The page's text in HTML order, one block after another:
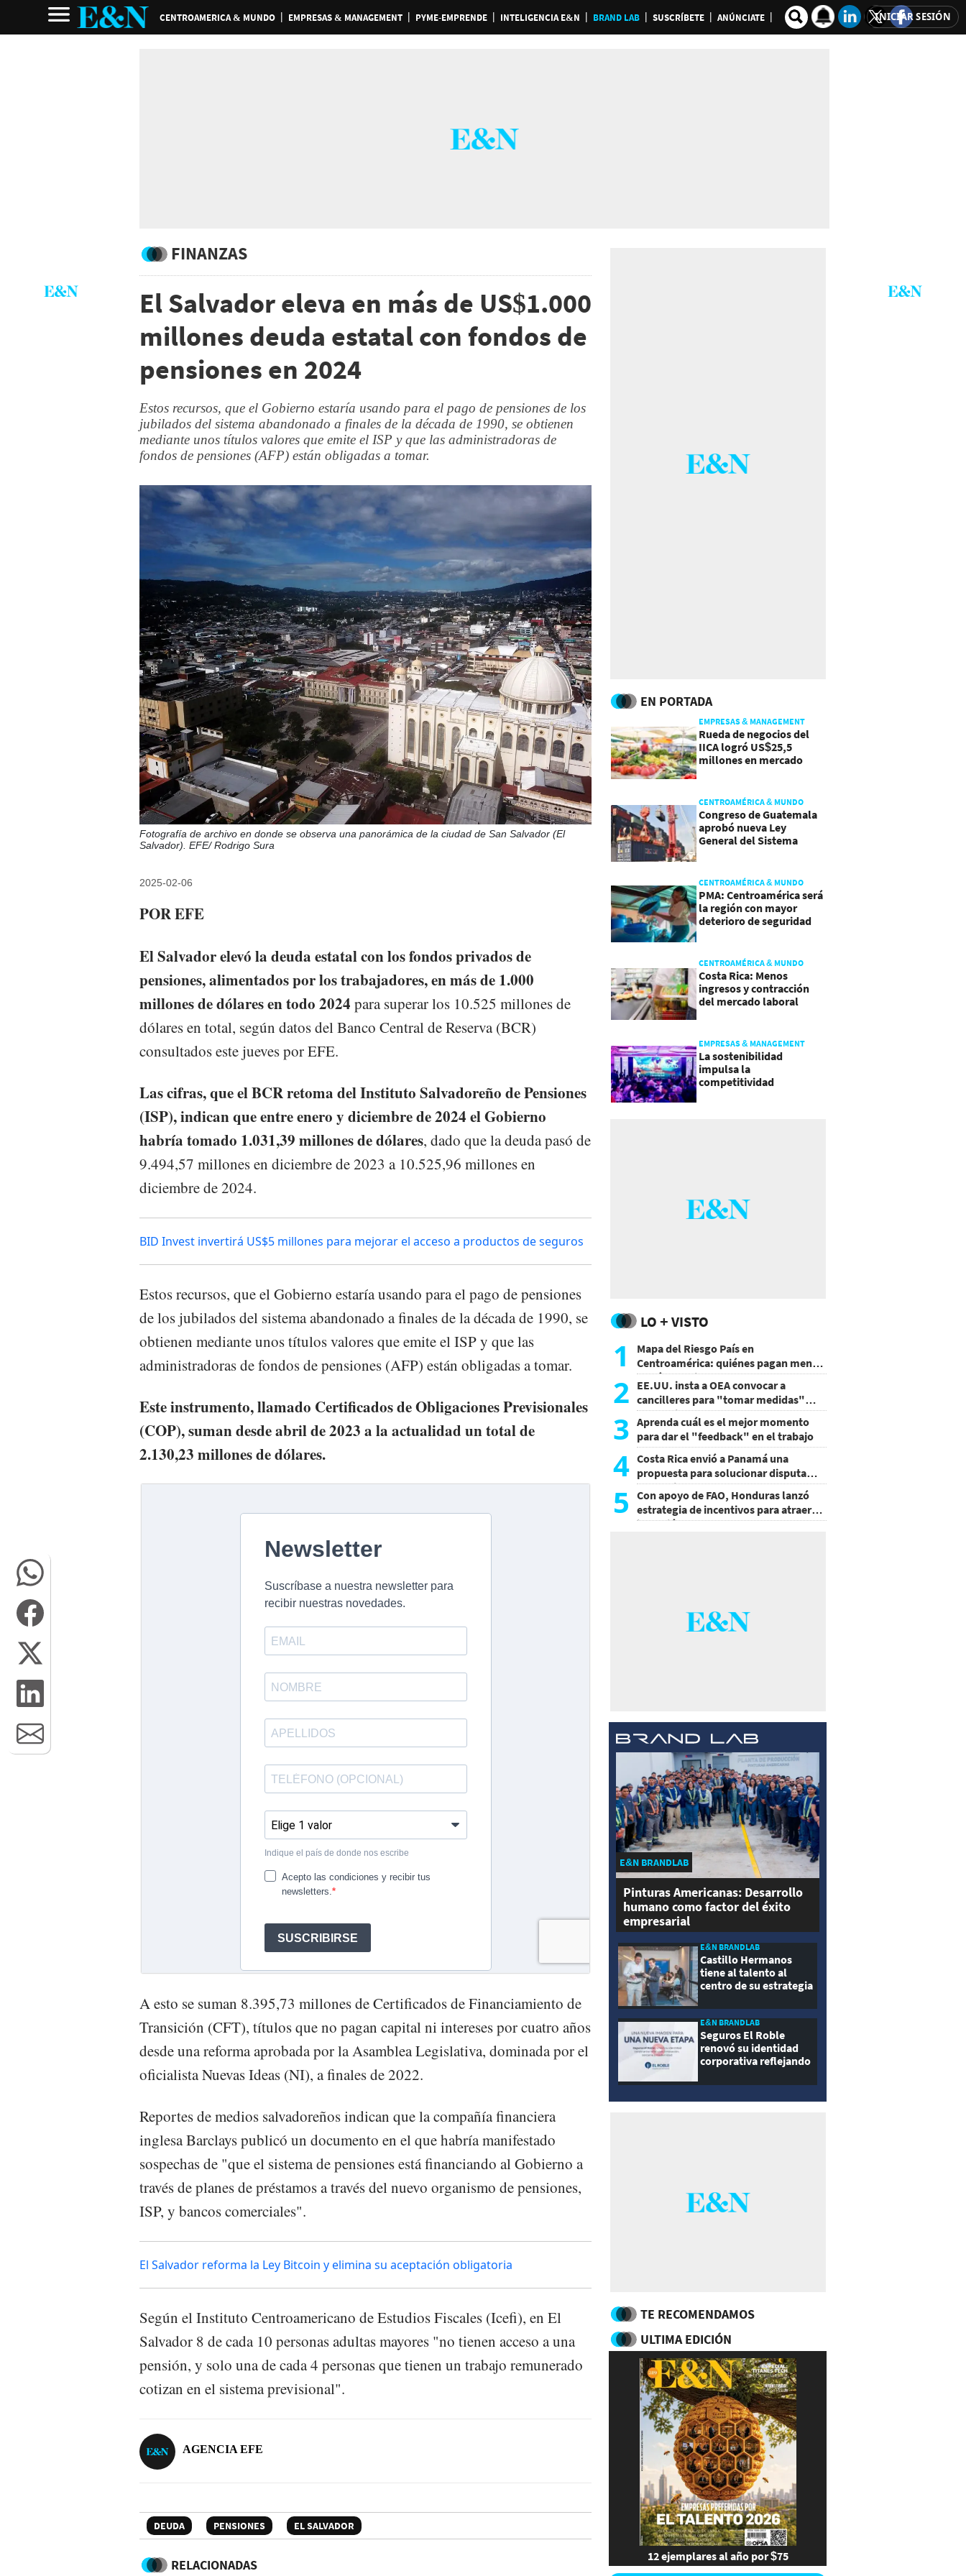
CENTROAMERICA & MUNDO EMPRESAS & MANAGEMENT PYME-EMPRENDE INTELIGENCIA E&N BRAND LAB SUSCRÍBETE ANÚNCIATE INICIAR SESIÓN
FINANZAS
El Salvador eleva en más de US$1.000
millones deuda estatal con fondos de
pensiones en 2024
Estos recursos, que el Gobierno estaría usando para el pago de pensiones de los
jubilados del sistema abandonado a finales de la década de 1990, se obtienen
mediante unos títulos valores que emite el ISP y que las administradoras de
fondos de pensiones (AFP) están obligadas a tomar.
Fotografía de archivo en donde se observa una panorámica de la ciudad de San Salvador (El
Salvador). EFE/ Rodrigo Sura
2025-02-06
POR EFE
El Salvador elevó la deuda estatal con los fondos privados de
pensiones, alimentados por los trabajadores, en más de 1.000
millones de dólares en todo 2024 para superar los 10.525 millones de
dólares en total, según datos del Banco Central de Reserva (BCR)
consultados este jueves por EFE.
Las cifras, que el BCR retoma del Instituto Salvadoreño de Pensiones
(ISP), indican que entre enero y diciembre de 2024 el Gobierno
habría tomado 1.031,39 millones de dólares, dado que la deuda pasó de
9.494,57 millones en diciembre de 2023 a 10.525,96 millones en
diciembre de 2024.
BID Invest invertirá US$5 millones para mejorar el acceso a productos de seguros
Estos recursos, que el Gobierno estaría usando para el pago de pensiones
de los jubilados del sistema abandonado a finales de la década de 1990, se
obtienen mediante unos títulos valores que emite el ISP y que las
administradoras de fondos de pensiones (AFP) están obligadas a tomar.
Este instrumento, llamado Certificados de Obligaciones Previsionales
(COP), suman desde abril de 2023 a la actualidad un total de
2.130,23 millones de dólares.
A esto se suman 8.395,73 millones de Certificados de Financiamiento de
Transición (CFT), títulos que no pagan capital ni intereses por cuatro años
desde una reforma aprobada por la Asamblea Legislativa, dominada por el
oficialista Nuevas Ideas (NI), a finales de 2022.
Reportes de medios salvadoreños indican que la compañía financiera
inglesa Barclays publicó un documento en el que habría manifestado
sospechas de "que el sistema de pensiones está financiando al Gobierno a
través de planes de préstamos a través del nuevo organismo de pensiones,
ISP, y bancos comerciales".
El Salvador reforma la Ley Bitcoin y elimina su aceptación obligatoria
Según el Instituto Centroamericano de Estudios Fiscales (Icefi), en El
Salvador 8 de cada 10 personas adultas mayores "no tienen acceso a una
pensión, y solo una de cada 4 personas que tienen un trabajo remunerado
cotizan en el sistema previsional".
AGENCIA EFE
DEUDA PENSIONES EL SALVADOR
RELACIONADAS
EN PORTADA
EMPRESAS & MANAGEMENT
Rueda de negocios del
IICA logró US$25,5
millones en mercado
CENTROAMÉRICA & MUNDO
Congreso de Guatemala
aprobó nueva Ley
General del Sistema
CENTROAMÉRICA & MUNDO
PMA: Centroamérica será
la región con mayor
deterioro de seguridad
CENTROAMÉRICA & MUNDO
Costa Rica: Menos
ingresos y contracción
del mercado laboral
EMPRESAS & MANAGEMENT
La sostenibilidad
impulsa la
competitividad
LO + VISTO
1
Mapa del Riesgo País en
Centroamérica: quiénes pagan menos
y cuáles mejoraron
2 EE.UU. insta a OEA convocar a
cancilleres para "tomar medidas"
sobre Nicaragua
3 Aprenda cuál es el mejor momento
para dar el "feedback" en el trabajo
4 Costa Rica envió a Panamá una
propuesta para solucionar disputa
comercial
5
Con apoyo de FAO, Honduras lanzó
estrategia de incentivos para atraer
inversión al agro
E&N BRANDLAB
Pinturas Americanas: Desarrollo
humano como factor del éxito
empresarial
E&N BRANDLAB
Castillo Hermanos
tiene al talento al
centro de su estrategia
E&N BRANDLAB
Seguros El Roble
renovó su identidad
corporativa reflejando
modernidad
TE RECOMENDAMOS
ULTIMA EDICIÓN
12 ejemplares al año por $75